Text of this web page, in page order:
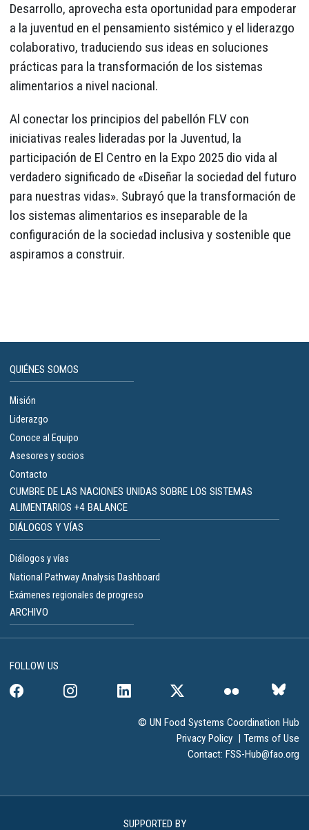
Desarrollo, aprovecha esta oportunidad para empoderar
a la juventud en el pensamiento sistémico y el liderazgo
colaborativo, traduciendo sus ideas en soluciones
prácticas para la transformación de los sistemas
alimentarios a nivel nacional.
Al conectar los principios del pabellón FLV con
iniciativas reales lideradas por la Juventud, la
participación de El Centro en la Expo 2025 dio vida al
verdadero significado de «Diseñar la sociedad del futuro
para nuestras vidas». Subrayó que la transformación de
los sistemas alimentarios es inseparable de la
configuración de la sociedad inclusiva y sostenible que
aspiramos a construir.
QUIÉNES SOMOS
Misión
Liderazgo
Conoce al Equipo
Asesores y socios
Contacto
CUMBRE DE LAS NACIONES UNIDAS SOBRE LOS SISTEMAS
ALIMENTARIOS +4 BALANCE
DIÁLOGOS Y VÍAS
Diálogos y vías
National Pathway Analysis Dashboard
Exámenes regionales de progreso
ARCHIVO
FOLLOW US
© UN Food Systems Coordination Hub
Privacy Policy | Terms of Use
Contact: FSS-Hub@fao.org
SUPPORTED BY